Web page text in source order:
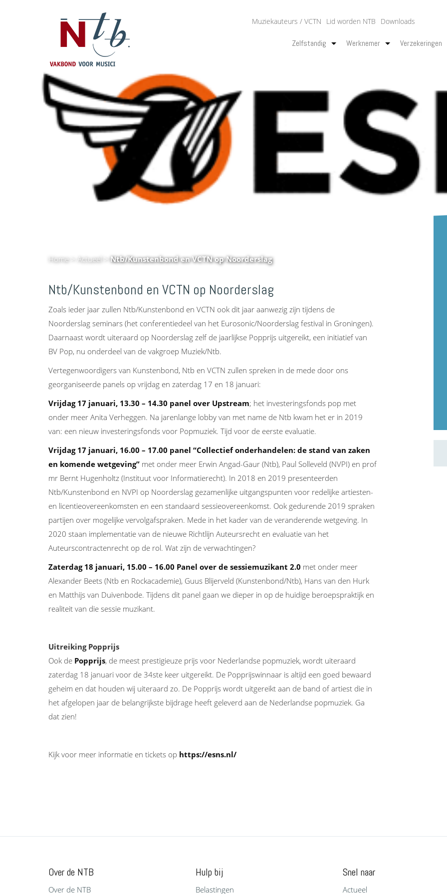
Downloads
Lid worden NTB
Muziekauteurs / VCTN
Zelfstandig Werknemer Verzekeringen
Home> Actueel>Ntb/Kunstenbond en VCTN op Noorderslag
Ntb/Kunstenbond en VCTN op Noorderslag
Zoals ieder jaar zullen Ntb/Kunstenbond en VCTN ook dit jaar aanwezig zijn tijdens de
Noorderslag seminars (het conferentiedeel van het Eurosonic/Noorderslag festival in Groningen).
Daarnaast wordt uiteraard op Noorderslag zelf de jaarlijkse Popprijs uitgereikt, een initiatief van
BV Pop, nu onderdeel van de vakgroep Muziek/Ntb.
Vertegenwoordigers van Kunstenbond, Ntb en VCTN zullen spreken in de mede door ons
georganiseerde panels op vrijdag en zaterdag 17 en 18 januari:
Vrijdag 17 januari, 13.30 – 14.30 panel over Upstream; het investeringsfonds pop met
onder meer Anita Verheggen. Na jarenlange lobby van met name de Ntb kwam het er in 2019
van: een nieuw investeringsfonds voor Popmuziek. Tijd voor de eerste evaluatie.
Vrijdag 17 januari, 16.00 – 17.00 panel “Collectief onderhandelen: de stand van zaken
en komende wetgeving” met onder meer Erwin Angad-Gaur (Ntb), Paul Solleveld (NVPI) en prof
mr Bernt Hugenholtz (Instituut voor Informatierecht). In 2018 en 2019 presenteerden
Ntb/Kunstenbond en NVPI op Noorderslag gezamenlijke uitgangspunten voor redelijke artiesten-
en licentieovereenkomsten en een standaard sessieovereenkomst. Ook gedurende 2019 spraken
partijen over mogelijke vervolgafspraken. Mede in het kader van de veranderende wetgeving. In
2020 staan implementatie van de nieuwe Richtlijn Auteursrecht en evaluatie van het
Auteurscontractenrecht op de rol. Wat zijn de verwachtingen?
Zaterdag 18 januari, 15.00 – 16.00 Panel over de sessiemuzikant 2.0 met onder meer
Alexander Beets (Ntb en Rockacademie), Guus Blijerveld (Kunstenbond/Ntb), Hans van den Hurk
en Matthijs van Duivenbode. Tijdens dit panel gaan we dieper in op de huidige beroepspraktijk en
realiteit van die sessie muzikant.
Uitreiking Popprijs
Ook de Popprijs, de meest prestigieuze prijs voor Nederlandse popmuziek, wordt uiteraard
zaterdag 18 januari voor de 34ste keer uitgereikt. De Popprijswinnaar is altijd een goed bewaard
geheim en dat houden wij uiteraard zo. De Popprijs wordt uitgereikt aan de band of artiest die in
het afgelopen jaar de belangrijkste bijdrage heeft geleverd aan de Nederlandse popmuziek. Ga
dat zien!
Kijk voor meer informatie en tickets op https://esns.nl/
Over de NTB
Over de NTB
Hulp bij
Belastingen
Snel naar
Actueel